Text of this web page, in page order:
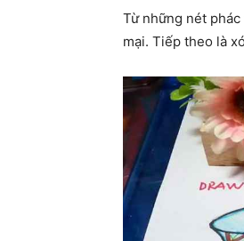
Từ những nét
mại. Tiếp theo là